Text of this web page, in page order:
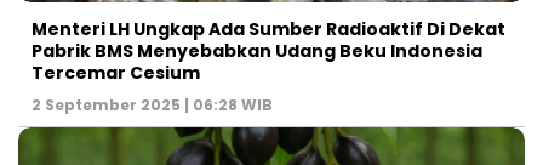
Menteri LH Ungkap Ada Sumber Radioaktif Di Dekat
Pabrik BMS Menyebabkan Udang Beku Indonesia
Tercemar Cesium
2 September 2025 | 06:28 WIB